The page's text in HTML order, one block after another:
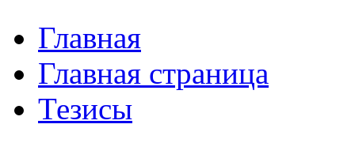
Главная
Главная страница
Тезисы